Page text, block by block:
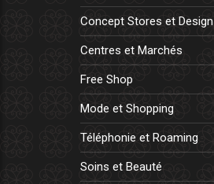
Concept Stores et Design
Centres et Marchés
Free Shop
Mode et Shopping
Téléphonie et Roaming
Soins et Beauté